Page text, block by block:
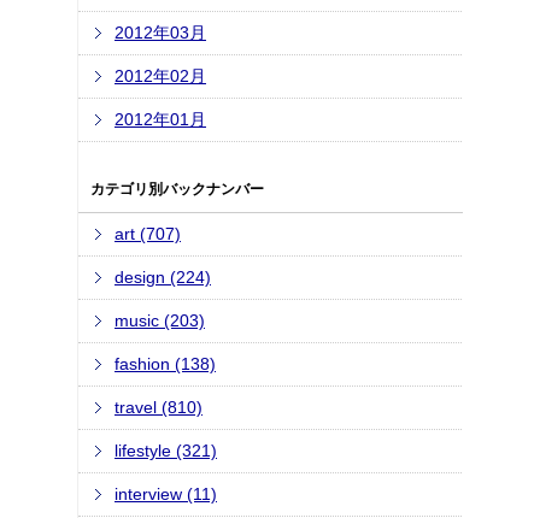
2012年03月
2012年02月
2012年01月
カテゴリ別バックナンバー
art (707)
design (224)
music (203)
fashion (138)
travel (810)
lifestyle (321)
interview (11)